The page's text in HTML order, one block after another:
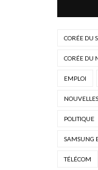
CORÉE DU
CORÉE DU
EMPLOI
POLITIQUE
SAMSUNG
TÉLÉCOM